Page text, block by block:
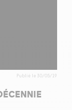
Publié le 30/05/19